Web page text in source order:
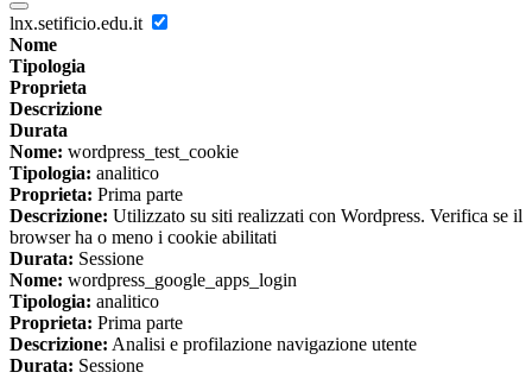
lnx.setificio.edu.it
Nome
Tipologia
Proprieta
Descrizione
Durata
Nome: wordpress_test_cookie
Tipologia: analitico
Proprieta: Prima parte
Descrizione: Utilizzato su siti realizzati con Wordpress. Verifica se il
browser ha o meno i cookie abilitati
Durata: Sessione
Nome: wordpress_google_apps_login
Tipologia: analitico
Proprieta: Prima parte
Descrizione: Analisi e profilazione navigazione utente
Durata: Sessione